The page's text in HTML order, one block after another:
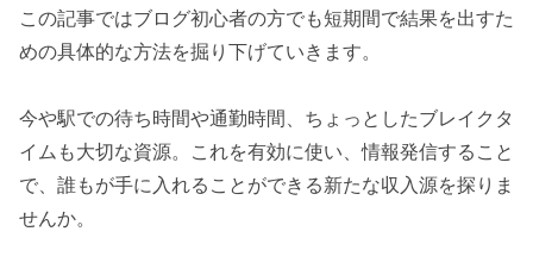
この記事ではブログ初心者の方でも短期間で結果を出すた
めの具体的な方法を掘り下げていきます。
今や駅での待ち時間や通勤時間、ちょっとしたブレイクタ
イムも大切な資源。これを有効に使い、情報発信すること
で、誰もが手に入れることができる新たな収入源を探りま
せんか。